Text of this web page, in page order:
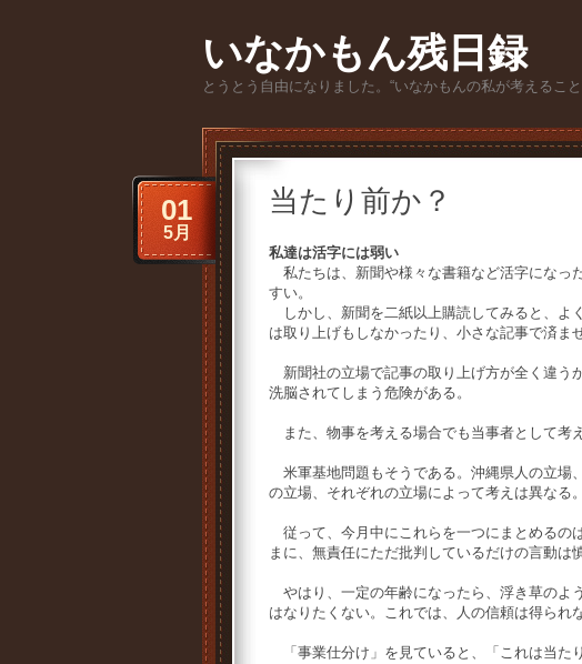
いなかもん残日録
とうとう自由になりました。“いなかもんの私が考えるこ
当たり前か？
01
5月
私達は活字には弱い
私たちは、新聞や様々な書籍など活字になっ
すい。
しかし、新聞を二紙以上購読してみると、よ
は取り上げもしなかったり、小さな記事で済ま
新聞社の立場で記事の取り上げ方が全く違う
洗脳されてしまう危険がある。
また、物事を考える場合でも当事者として考
米軍基地問題もそうである。沖縄県人の立場
の立場、それぞれの立場によって考えは異なる。
従って、今月中にこれらを一つにまとめるの
まに、無責任にただ批判しているだけの言動は
やはり、一定の年齢になったら、浮き草のよ
はなりたくない。これでは、人の信頼は得られ
「事業仕分け」を見ていると、「これは当た